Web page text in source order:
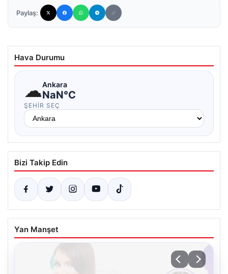
Paylaş:
Hava Durumu
☁Ankara
NaN°C
ŞEHIR SEÇ
Bizi Takip Edin
Yan Manşet